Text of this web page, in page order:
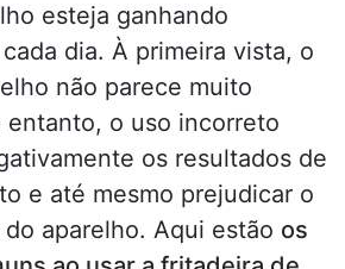
esteja ganhando
dia. À primeira vista, o
não parece muito
entanto, o uso incorreto
os resultados de
e até mesmo prejudicar o
aparelho. Aqui estão os